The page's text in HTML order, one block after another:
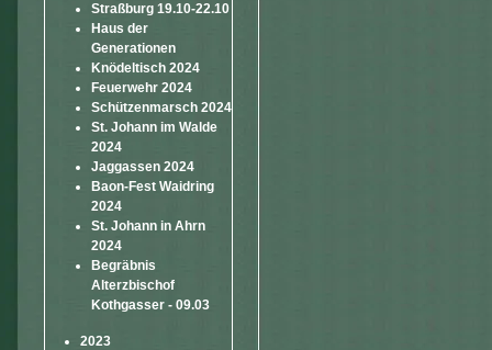
Straßburg 19.10-22.10
Haus der
Generationen
Knödeltisch 2024
Feuerwehr 2024
Schützenmarsch 2024
St. Johann im Walde
2024
Jaggassen 2024
Baon-Fest Waidring
2024
St. Johann in Ahrn
2024
Begräbnis
Alterzbischof
Kothgasser - 09.03
2023